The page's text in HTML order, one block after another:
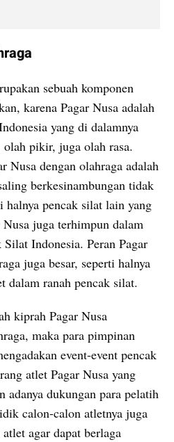
sebuah komponen
karena Pagar Nusa adalah
yang di dalamnya
pikir, juga olah rasa.
Nusa dengan olahraga adalah
berkesinambungan tidak
halnya pencak silat lain yang
juga terhimpun dalam
Indonesia. Peran Pagar
juga besar, seperti halnya
dalam ranah pencak silat.
kiprah Pagar Nusa
maka para pimpinan
event-event pencak
atlet Pagar Nusa yang
dukungan para pelatih
calon-calon atletnya juga
agar dapat berlaga